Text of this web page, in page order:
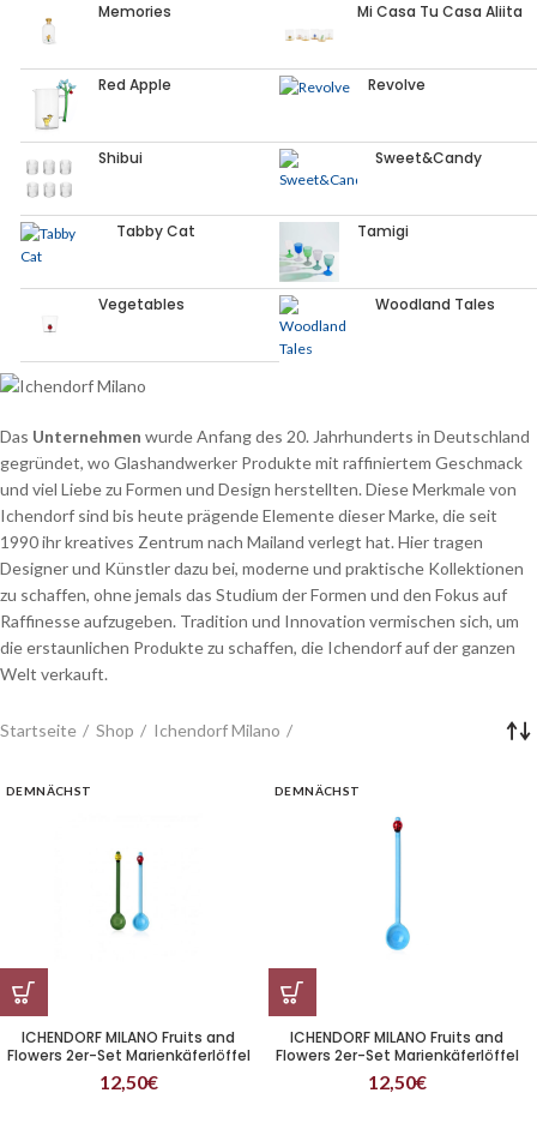
Memories Mi Casa Tu Casa Aliita
Red Apple Revolve
Shibui Sweet&Candy
Tabby Cat Tamigi
Vegetables Woodland Tales
Das Unternehmen wurde Anfang des 20. Jahrhunderts in Deutschland
gegründet, wo Glashandwerker Produkte mit raffiniertem Geschmack
und viel Liebe zu Formen und Design herstellten. Diese Merkmale von
Ichendorf sind bis heute prägende Elemente dieser Marke, die seit
1990 ihr kreatives Zentrum nach Mailand verlegt hat. Hier tragen
Designer und Künstler dazu bei, moderne und praktische Kollektionen
zu schaffen, ohne jemals das Studium der Formen und den Fokus auf
Raffinesse aufzugeben. Tradition und Innovation vermischen sich, um
die erstaunlichen Produkte zu schaffen, die Ichendorf auf der ganzen
Welt verkauft.
Startseite Shop Ichendorf Milano
DEMNÄCHST
ICHENDORF MILANO Fruits and
Flowers 2er-Set Marienkäferlöffel
12cm
12,50€
DEMNÄCHST
ICHENDORF MILANO Fruits and
Flowers 2er-Set Marienkäferlöffel
15 cm
12,50€